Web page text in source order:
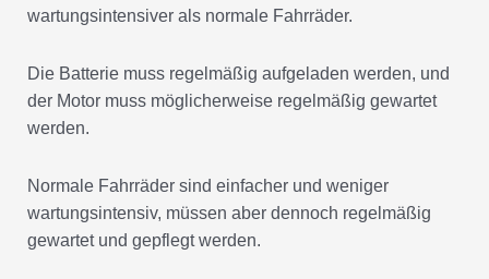
wartungsintensiver als normale Fahrräder.
Die Batterie muss regelmäßig aufgeladen werden, und
der Motor muss möglicherweise regelmäßig gewartet
werden.
Normale Fahrräder sind einfacher und weniger
wartungsintensiv, müssen aber dennoch regelmäßig
gewartet und gepflegt werden.